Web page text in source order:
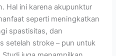
Hal ini karena akupunktur
seperti meningkatkan
spastisitas, dan
setelah stroke – pun untuk